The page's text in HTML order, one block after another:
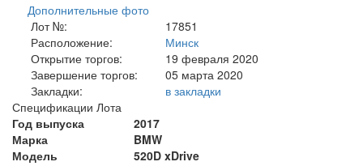
Дополнительные фото
Лот №:
17851
Расположение:
Минск
Открытие торгов:
19 февраля 2020
Завершение торгов:
05 марта 2020
Закладки:
в закладки
Спецификации Лота
Год выпуска
2017
Марка
BMW
Модель
520D xDrive